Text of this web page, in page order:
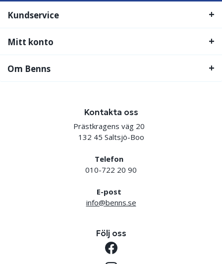
Kundservice
Mitt konto
Om Benns
Kontakta oss
Prästkragens väg 20
132 45 Saltsjö-Boo
Telefon
010-722 20 90
E-post
info@benns.se
Följ oss